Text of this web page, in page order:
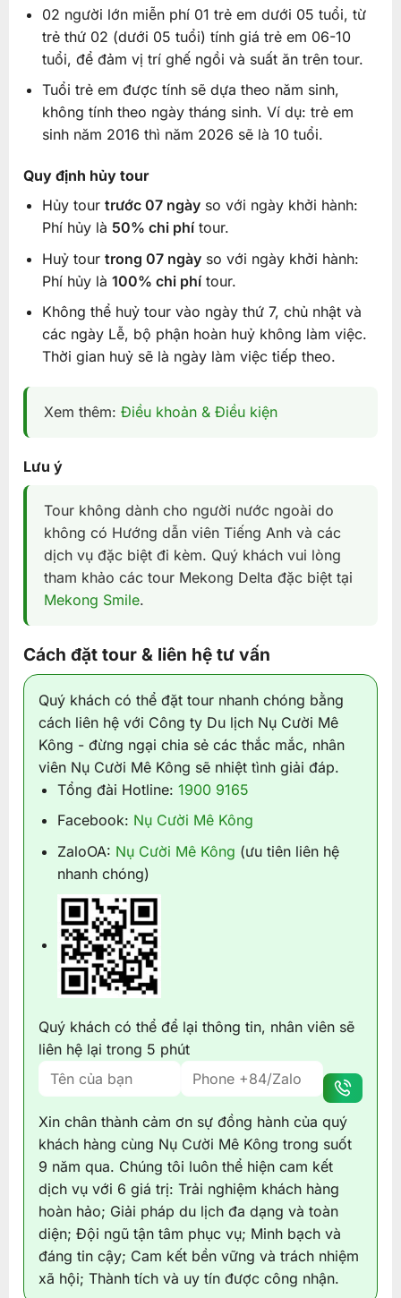
02 người lớn miễn phí 01 trẻ em dưới 05 tuổi, từ
trẻ thứ 02 (dưới 05 tuổi) tính giá trẻ em 06-10
tuổi, để đảm vị trí ghế ngồi và suất ăn trên tour.
Tuổi trẻ em được tính sẽ dựa theo năm sinh,
không tính theo ngày tháng sinh. Ví dụ: trẻ em
sinh năm 2016 thì năm 2026 sẽ là 10 tuổi.
Quy định hủy tour
Hủy tour trước 07 ngàyso với ngày khởi hành:
Phí hủy là 50% chi phítour.
Huỷ tour trong 07 ngàyso với ngày khởi hành:
Phí hủy là 100% chi phítour.
Không thể huỷ tour vào ngày thứ 7, chủ nhật và
các ngày Lễ, bộ phận hoàn huỷ không làm việc.
Thời gian huỷ sẽ là ngày làm việc tiếp theo.
Xem thêm: Điều khoản & Điều kiện
Lưu ý
Tour không dành cho người nước ngoài do
không có Hướng dẫn viên Tiếng Anh và các
dịch vụ đặc biệt đi kèm. Quý khách vui lòng
tham khảo các tour Mekong Delta đặc biệt tại
Mekong Smile.
Cách đặt tour & liên hệ tư vấn
Quý khách có thể đặt tour nhanh chóng bằng
cách liên hệ với Công ty Du lịch Nụ Cười Mê
Kông - đừng ngại chia sẻ các thắc mắc, nhân
viên Nụ Cười Mê Kông sẽ nhiệt tình giải đáp.
Tổng đài Hotline: 1900 9165
Facebook: Nụ Cười Mê Kông
ZaloOA: Nụ Cười Mê Kông (ưu tiên liên hệ
nhanh chóng)
Quý khách có thể để lại thông tin, nhân viên sẽ
liên hệ lại trong 5 phút
Xin chân thành cảm ơn sự đồng hành của quý
khách hàng cùng Nụ Cười Mê Kông trong suốt
9 năm qua. Chúng tôi luôn thể hiện cam kết
dịch vụ với 6 giá trị: Trải nghiệm khách hàng
hoàn hảo; Giải pháp du lịch đa dạng và toàn
diện; Đội ngũ tận tâm phục vụ; Minh bạch và
đáng tin cậy; Cam kết bền vững và trách nhiệm
xã hội; Thành tích và uy tín được công nhận.